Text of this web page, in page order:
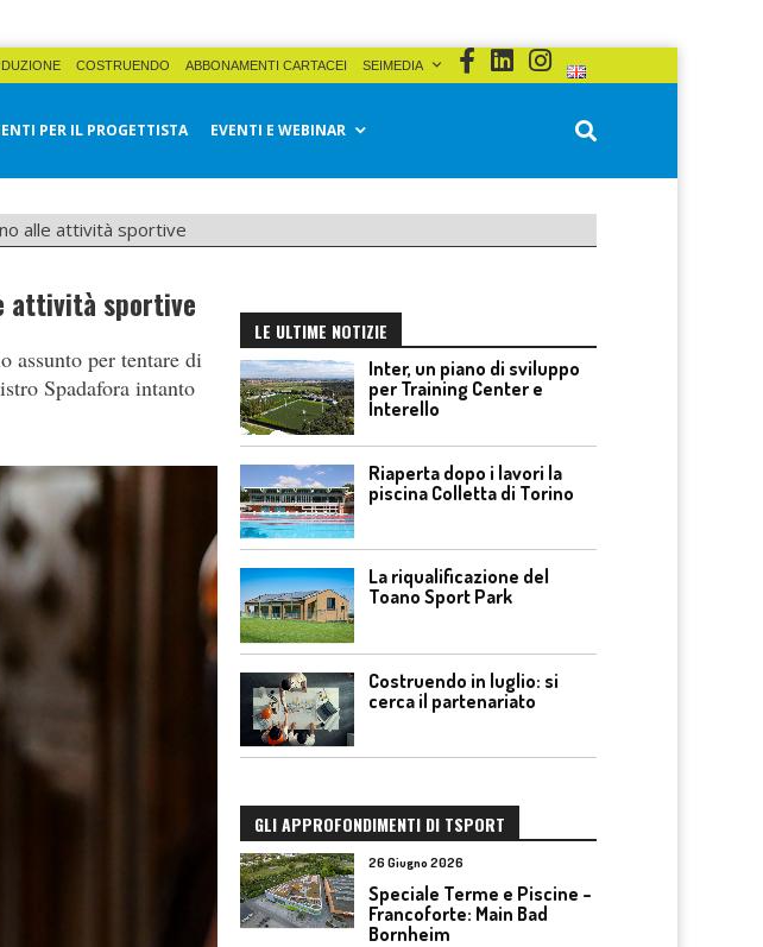
COSTRUENDO ABBONAMENTI CARTACEI SEIMEDIA
PER IL PROGETTISTA EVENTI E WEBINAR
alle attività sportive
attività sportive
assunto per tentare di
Spadafora intanto
LE ULTIME NOTIZIE
Inter, un piano di sviluppo
per Training Center e
Interello
Riaperta dopo i lavori la
piscina Colletta di Torino
La riqualificazione del
Toano Sport Park
Costruendo in luglio: si
cerca il partenariato
GLI APPROFONDIMENTI DI TSPORT
26 Giugno 2026
Speciale Terme e Piscine –
Francoforte: Main Bad
Bornheim